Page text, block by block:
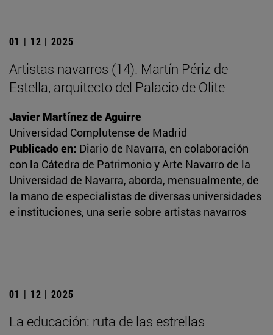
01 | 12 | 2025
Artistas navarros (14). Martín Périz de
Estella, arquitecto del Palacio de Olite
Javier Martínez de Aguirre
Universidad Complutense de Madrid
Publicado en: Diario de Navarra, en colaboración
con la Cátedra de Patrimonio y Arte Navarro de la
Universidad de Navarra, aborda, mensualmente, de
la mano de especialistas de diversas universidades
e instituciones, una serie sobre artistas navarros
01 | 12 | 2025
La educación: ruta de las estrellas